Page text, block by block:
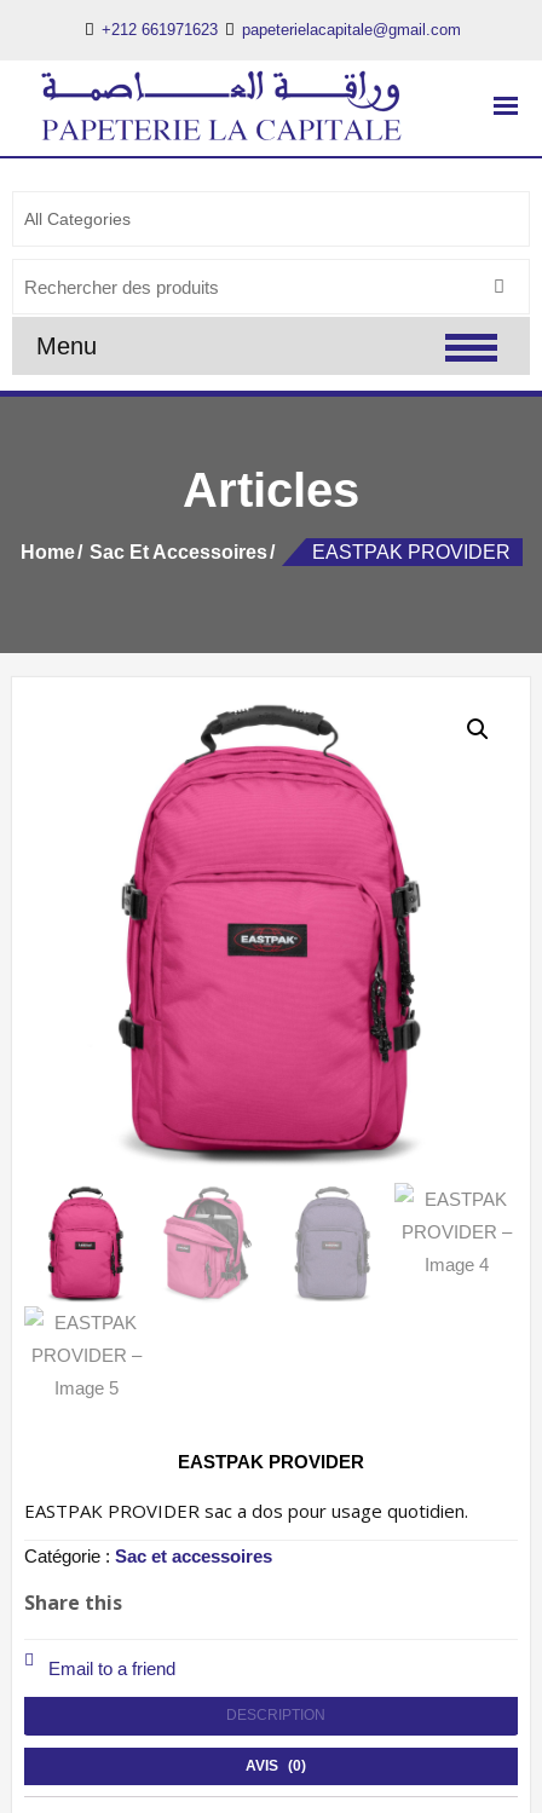
+212 661971623 papeterielacapitale@gmail.com
PAPETERIE LA CAPITALE
..:: PAPETERIE LA CAPITALE ::..
Menu
Articles
Home Sac Et Accessoires EASTPAK PROVIDER
EASTPAK PROVIDER
EASTPAK PROVIDER sac a dos pour usage quotidien.
Catégorie : Sac et accessoires
Share this
Email to a friend
DESCRIPTION
AVIS (0)